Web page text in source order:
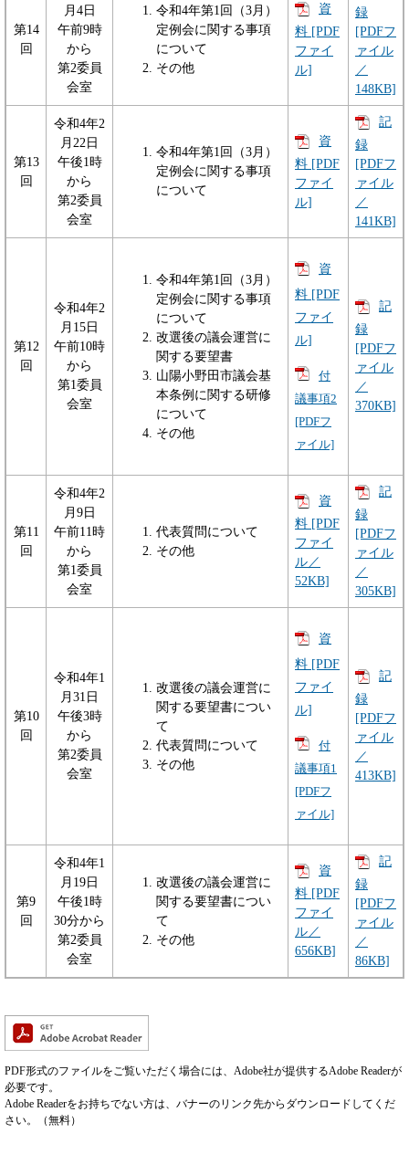
第14
回
月4日
午前9時
から
第2委員
会室
令和4年第1回（3月）
定例会に関する事項
について
その他
資
料 [PDF
ファイ
ル]
録
[PDFフ
ァイル
／
148KB]
第13
回
令和4年2
月22日
午後1時
から
第2委員
会室
令和4年第1回（3月）
定例会に関する事項
について
資
料 [PDF
ファイ
ル]
記
録
[PDFフ
ァイル
／
141KB]
第12
回
令和4年2
月15日
午前10時
から
第1委員
会室
令和4年第1回（3月）
定例会に関する事項
について
改選後の議会運営に
関する要望書
山陽小野田市議会基
本条例に関する研修
について
その他
資
料 [PDF
ファイ
ル]
付
議事項2
[PDFフ
ァイル]
記
録
[PDFフ
ァイル
／
370KB]
第11
回
令和4年2
月9日
午前11時
から
第1委員
会室
代表質問について
その他
資
料 [PDF
ファイ
ル／
52KB]
記
録
[PDFフ
ァイル
／
305KB]
第10
回
令和4年1
月31日
午後3時
から
第2委員
会室
改選後の議会運営に
関する要望書につい
て
代表質問について
その他
資
料 [PDF
ファイ
ル]
付
議事項1
[PDFフ
ァイル]
記
録
[PDFフ
ァイル
／
413KB]
第9
回
令和4年1
月19日
午後1時
30分から
第2委員
会室
改選後の議会運営に
関する要望書につい
て
その他
資
料 [PDF
ファイ
ル／
656KB]
記
録
[PDFフ
ァイル
／
86KB]
PDF形式のファイルをご覧いただく場合には、Adobe社が提供するAdobe Readerが
必要です。
Adobe Readerをお持ちでない方は、バナーのリンク先からダウンロードしてくだ
さい。（無料）